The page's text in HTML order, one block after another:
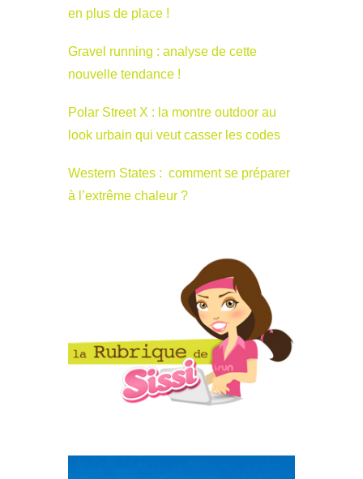
en plus de place !
Gravel running : analyse de cette
nouvelle tendance !
Polar Street X : la montre outdoor au
look urbain qui veut casser les codes
Western States : comment se préparer
à l’extrême chaleur ?